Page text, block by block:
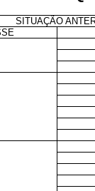
SITUAÇÃO